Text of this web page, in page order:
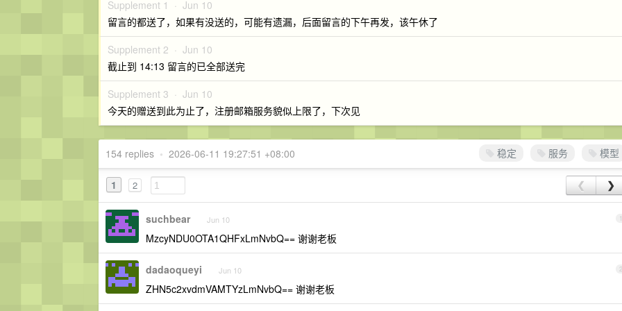
Supplement 1 · Jun 10
留言的都送了，如果有没送的，可能有遗漏，后面留言的下午再发，该午休了
Supplement 2 · Jun 10
截止到 14:13 留言的已全部送完
Supplement 3 · Jun 10
今天的赠送到此为止了，注册邮箱服务貌似上限了，下次见
稳定 服务 模型
154 replies • 2026-06-11 19:27:51 +08:00
1 2 ❮ ❯
1
suchbear Jun 10
MzcyNDU0OTA1QHFxLmNvbQ== 谢谢老板
2
dadaoqueyi Jun 10
ZHN5c2xvdmVAMTYzLmNvbQ== 谢谢老板